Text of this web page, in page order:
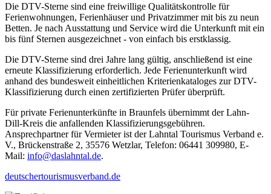
Die DTV-Sterne sind eine freiwillige Qualitätskontrolle für
Ferienwohnungen, Ferienhäuser und Privatzimmer mit bis zu neun
Betten. Je nach Ausstattung und Service wird die Unterkunft mit ein
bis fünf Sternen ausgezeichnet - von einfach bis erstklassig.
Die DTV-Sterne sind drei Jahre lang gültig, anschließend ist eine
erneute Klassifizierung erforderlich. Jede Ferienunterkunft wird
anhand des bundesweit einheitlichen Kriterienkataloges zur DTV-
Klassifizierung durch einen zertifizierten Prüfer überprüft.
Für private Ferienunterkünfte in Braunfels übernimmt der Lahn-
Dill-Kreis die anfallenden Klassifizierungsgebühren.
Ansprechpartner für Vermieter ist der Lahntal Tourismus Verband e.
V., Brückenstraße 2, 35576 Wetzlar, Telefon: 06441 309980, E-
Mail: info@daslahntal.de.
deutschertourismusverband.de